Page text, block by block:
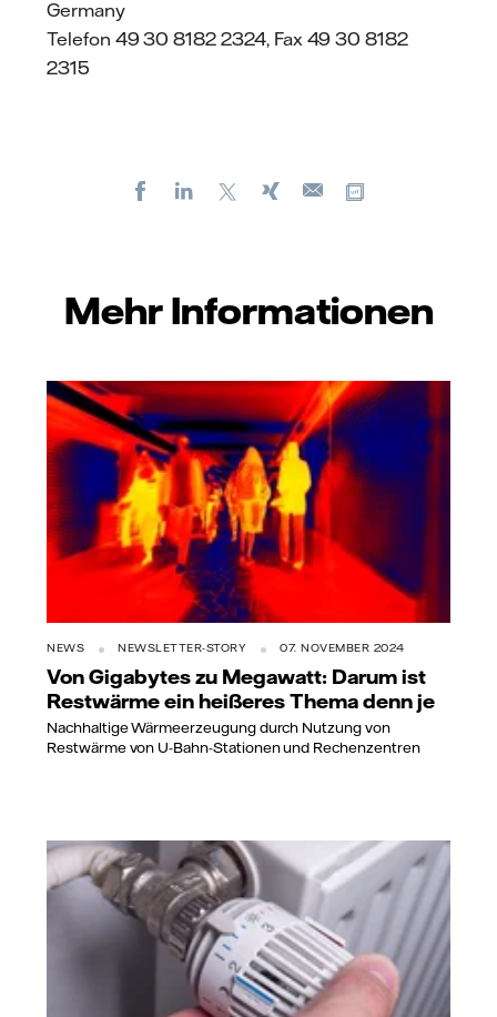
Germany
Telefon 49 30 8182 2324, Fax 49 30 8182
2315
FacebookLinkedIn Xing
E-
Mehr Informationen
NEWS NEWSLETTER-STORY 07. NOVEMBER 2024
Von Gigabytes zu Megawatt: Darum ist
Restwärme ein heißeres Thema denn je
Nachhaltige Wärmeerzeugung durch Nutzung von
Restwärme von U-Bahn-Stationen und Rechenzentren